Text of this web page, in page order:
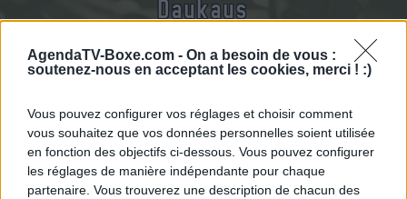
AgendaTV-Boxe.com - On a besoin de vous :
soutenez-nous en acceptant les cookies, merci ! :)
Vous pouvez configurer vos réglages et choisir comment
vous souhaitez que vos données personnelles soient utilisée
en fonction des objectifs ci-dessous. Vous pouvez configurer
les réglages de manière indépendante pour chaque
partenaire. Vous trouverez une description de chacun des
Daukaus
Nous rassemblons le calendrier des combats de
Chris Daukaus diffusés à la TV en France